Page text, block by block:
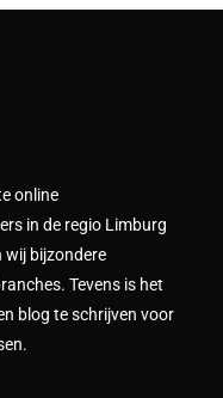
online
in de regio Limburg
wij bijzondere
Tevens is het
blog te schrijven voor